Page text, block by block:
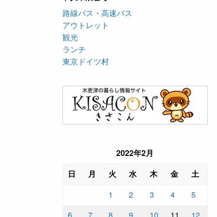
路線バス・高速バス
アウトレット
観光
ランチ
東京ドイツ村
2022年2月
日
月 火 水 木 金
土
1
2 3 4
5
6
7 8 9 10 11 12